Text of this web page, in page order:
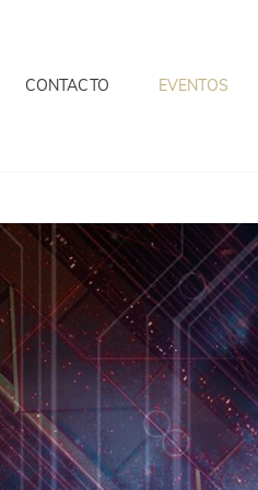
CONTACTO EVENTOS